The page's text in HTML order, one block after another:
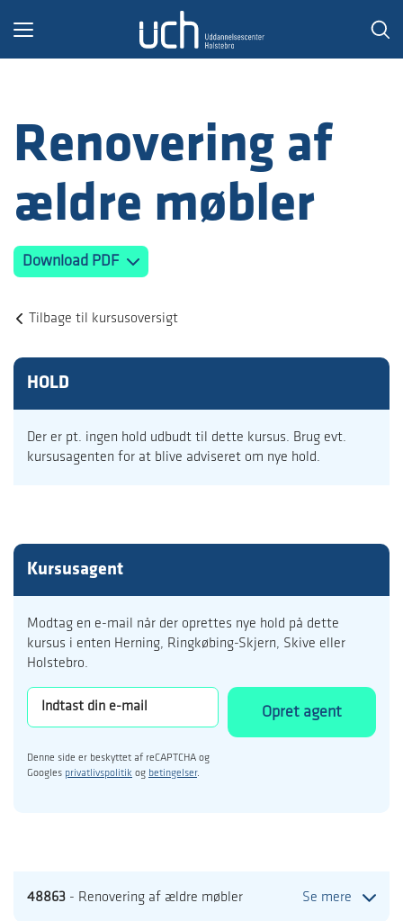
Toggle
Renovering af
ældre møbler
Download PDF
Tilbage til kursusoversigt
HOLD
Der er pt. ingen hold udbudt til dette kursus. Brug evt.
kursusagenten for at blive adviseret om nye hold.
Kursusagent
Modtag en e-mail når der oprettes nye hold på dette
kursus i enten Herning, Ringkøbing-Skjern, Skive eller
Holstebro.
Opret agent
Denne side er beskyttet af reCAPTCHA og
Googles privatlivspolitik og betingelser.
48863 - Renovering af ældre møbler Se mere